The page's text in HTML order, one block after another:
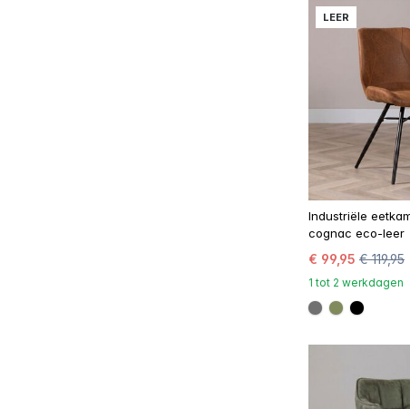
LEER
Industriële
cognac eco-leer
€ 99,95 € 119,95
1 tot 2 werkdagen
#707070
#808a5d
#000000